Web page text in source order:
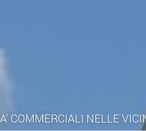
COMMERCIALI NELLE